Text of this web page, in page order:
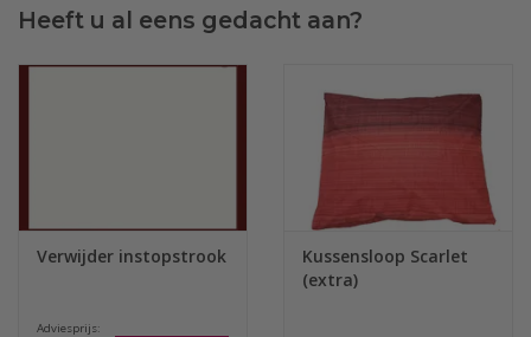
Heeft u al eens gedacht aan?
Verwijder instopstrook
Adviesprijs:
Kussensloop Scarlet
(extra)